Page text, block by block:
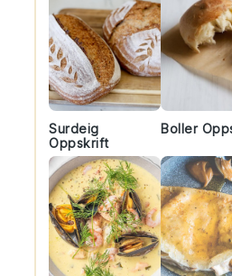
Surdeig
Oppskrift
Boller